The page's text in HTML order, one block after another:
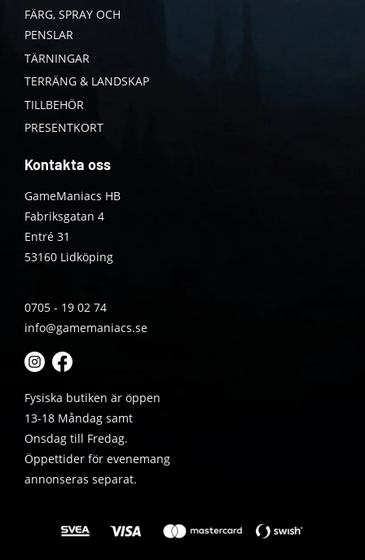
FÄRG, SPRAY OCH
PENSLAR
TÄRNINGAR
TERRÄNG & LANDSKAP
TILLBEHÖR
PRESENTKORT
Kontakta oss
GameManiacs HB
Fabriksgatan 4
Entré 31
53160 Lidköping
0705 - 19 02 74
info@gamemaniacs.se
Fysiska butiken är öppen
13-18 Måndag samt
Onsdag till Fredag.
Öppettider för evenemang
annonseras separat.